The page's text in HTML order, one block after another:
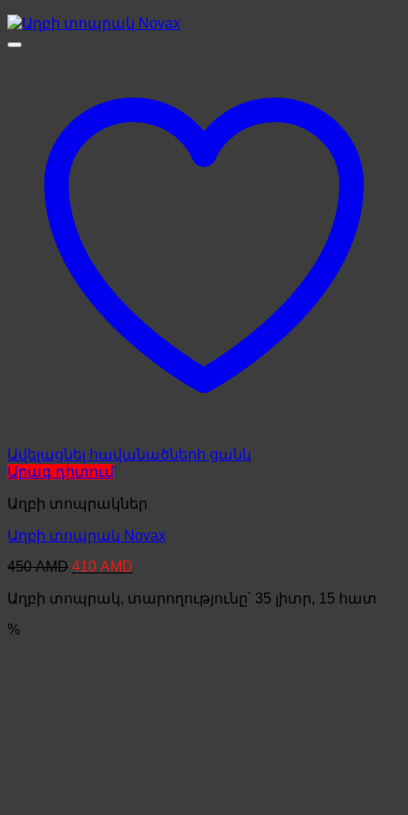
Ավելացնել հավանածների ցանկ
Արագ դիտում
Աղբի տոպրակներ
Աղբի տոպրակ Novax
450AMD Original
was:
410 AMD
is:
Աղբի տոպրակ, տարողությունը՝ 35 լիտր, 15 հատ
%